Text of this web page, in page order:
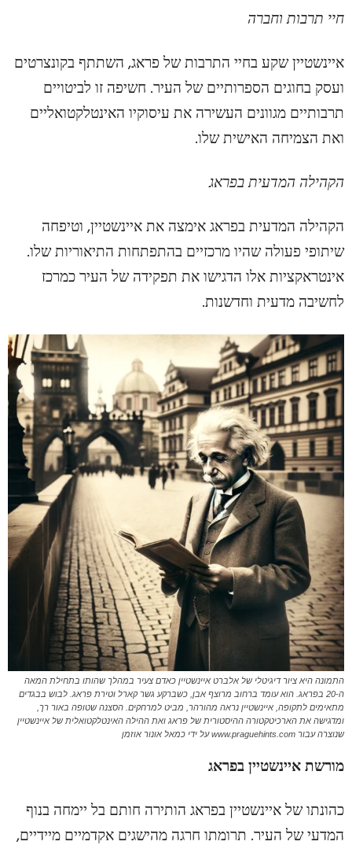
חיי תרבות וחברה
איינשטיין שקע בחיי התרבות של פראג, השתתף בקונצרטים
ועסק בחוגים הספרותיים של העיר. חשיפה זו לביטויים
תרבותיים מגוונים העשירה את עיסוקיו האינטלקטואליים
ואת הצמיחה האישית שלו.
הקהילה המדעית בפראג
הקהילה המדעית בפראג אימצה את איינשטיין, וטיפחה
שיתופי פעולה שהיו מרכזיים בהתפתחות התיאוריות שלו.
אינטראקציות אלו הדגישו את תפקידה של העיר כמרכז
לחשיבה מדעית וחדשנות.
התמונה היא ציור דיגיטלי של אלברט איינשטיין כאדם צעיר במהלך שהותו בתחילת המאה
ה-20 בפראג. הוא עומד ברחוב מרוצף אבן, כשברקע גשר קארל וטירת פראג. לבוש בבגדים
מתאימים לתקופה, איינשטיין נראה מהורהר, מביט למרחקים. הסצנה שטופה באור רך,
ומדגישה את הארכיטקטורה ההיסטורית של פראג ואת ההילה האינטלקטואלית של איינשטיין
שנוצרה עבור www.praguehints.com על ידי כמאל אונור אוזמן
מורשת איינשטיין בפראג
כהונתו של איינשטיין בפראג הותירה חותם בל יימחה בנוף
המדעי של העיר. תרומתו חרגה מהישגים אקדמיים מיידיים,